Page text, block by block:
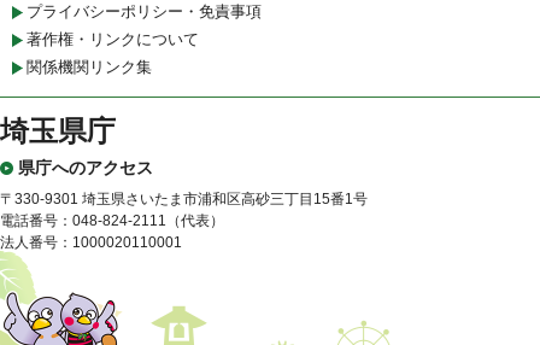
プライバシーポリシー・免責事項
著作権・リンクについて
関係機関リンク集
埼玉県庁
県庁へのアクセス
〒330-9301 埼玉県さいたま市浦和区高砂三丁目15番1号
電話番号：048-824-2111（代表）
法人番号：1000020110001